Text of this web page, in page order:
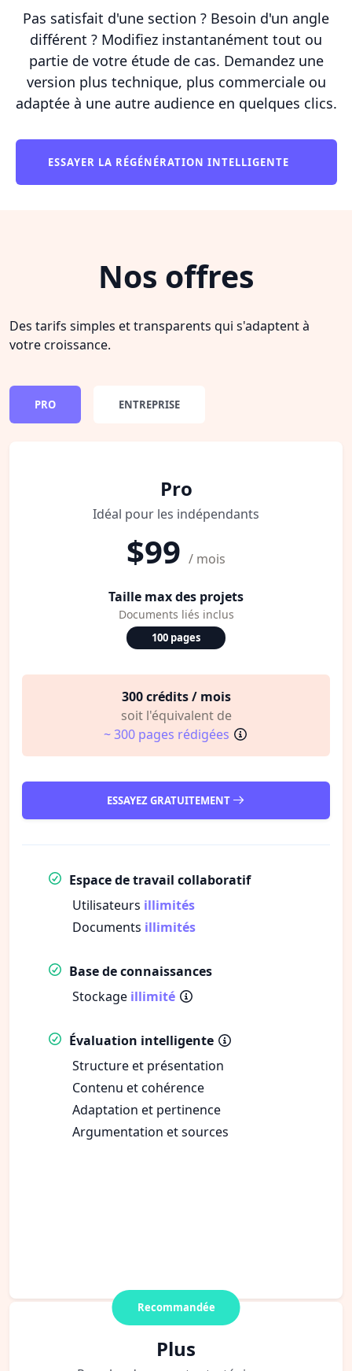
Pas satisfait d'une section ? Besoin d'un angle
différent ? Modifiez instantanément tout ou
partie de votre étude de cas. Demandez une
version plus technique, plus commerciale ou
adaptée à une autre audience en quelques clics.
ESSAYER LA RÉGÉNÉRATION INTELLIGENTE
Nos offres
Des tarifs simples et transparents qui s'adaptent à
votre croissance.
PRO ENTREPRISE
Pro
Idéal pour les indépendants
$99 / mois
Taille max des projets
Documents liés inclus
100 pages
300 crédits / mois
soit l'équivalent de
~ 300 pages rédigées
ESSAYEZ GRATUITEMENT
Espace de travail collaboratif
Utilisateurs illimités
Documents illimités
Base de connaissances
Stockage illimité
Évaluation intelligente
Structure et présentation
Contenu et cohérence
Adaptation et pertinence
Argumentation et sources
Recommandée
Plus